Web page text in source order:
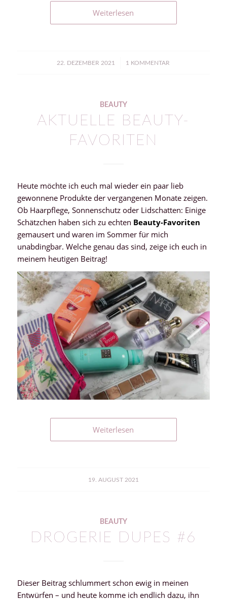
Weiterlesen
22. DEZEMBER 2021
/ 1 KOMMENTAR
BEAUTY
AKTUELLE BEAUTY-
FAVORITEN
Heute möchte ich euch mal wieder ein paar lieb
gewonnene Produkte der vergangenen Monate zeigen.
Ob Haarpflege, Sonnenschutz oder Lidschatten: Einige
Schätzchen haben sich zu echten Beauty-Favoriten
gemausert und waren im Sommer für mich
unabdingbar. Welche genau das sind, zeige ich euch in
meinem heutigen Beitrag!
Weiterlesen
19. AUGUST 2021
BEAUTY
DROGERIE DUPES #6
Dieser Beitrag schlummert schon ewig in meinen
Entwürfen – und heute komme ich endlich dazu, ihn